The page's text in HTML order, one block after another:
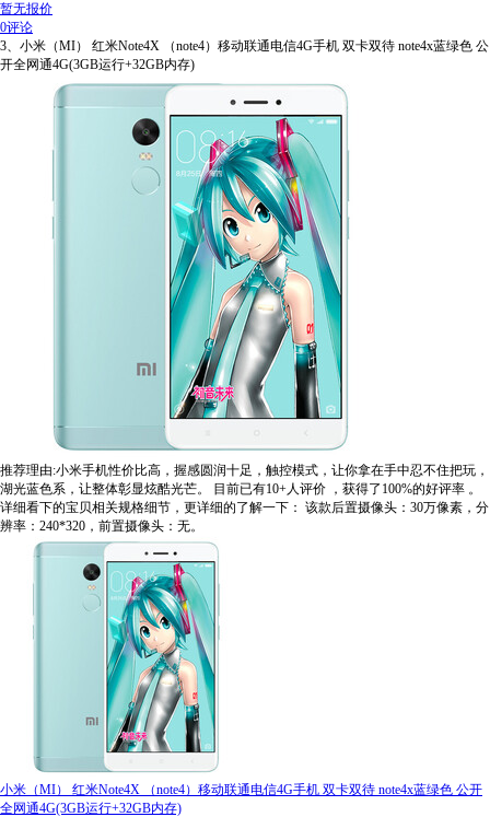
暂无报价
0评论
3、小米（MI） 红米Note4X （note4）移动联通电信4G手机 双卡双待 note4x蓝绿色 公
开全网通4G(3GB运行+32GB内存)
推荐理由:小米手机性价比高，握感圆润十足，触控模式，让你拿在手中忍不住把玩，
湖光蓝色系，让整体彰显炫酷光芒。
目前已有10+人评价 ，获得了100%的好评率 。
详细看下的宝贝相关规格细节，更详细的了解一下： 该款后置摄像头：30万像素，分
辨率：240*320，前置摄像头：无。
小米（MI） 红米Note4X （note4）移动联通电信4G手机 双卡双待 note4x蓝绿色 公开
全网通4G(3GB运行+32GB内存)